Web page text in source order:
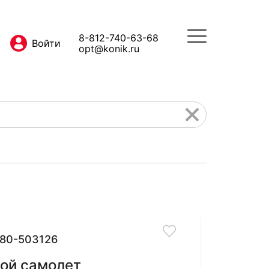
8-812-740-63-68
opt@konik.ru
80-503126
самолет